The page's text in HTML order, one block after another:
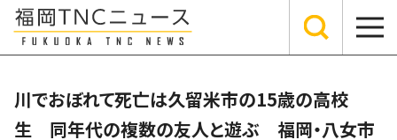
川でおぼれて死亡は久留米市の15歳の高校
生 同年代の複数の友人と遊ぶ 福岡・八女市